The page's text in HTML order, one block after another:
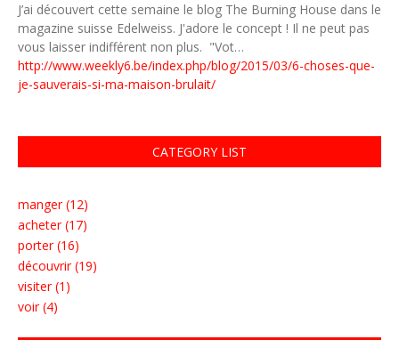
J’ai découvert cette semaine le blog The Burning House dans le
magazine suisse Edelweiss. J'adore le concept ! Il ne peut pas
vous laisser indifférent non plus. "Vot…
http://www.weekly6.be/index.php/blog/2015/03/6-choses-que-
je-sauverais-si-ma-maison-brulait/
CATEGORY LIST
manger (12)
acheter (17)
porter (16)
découvrir (19)
visiter (1)
voir (4)